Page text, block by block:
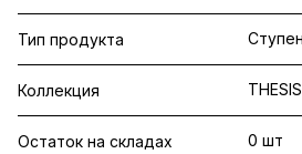
Тип продукта
Коллекция THESIS
Остаток на складах 0 шт